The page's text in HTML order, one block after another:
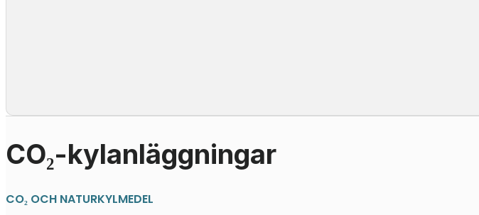
CO₂-kylanläggningar
CO₂ OCH NATURKYLMEDEL